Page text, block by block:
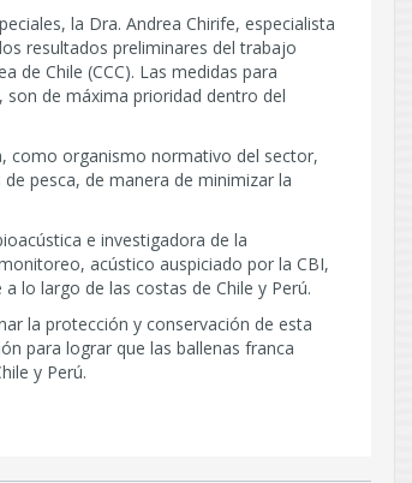
la Dra. Andrea Chirife, especialista
resultados preliminares del trabajo
de Chile (CCC). Las medidas para
de máxima prioridad dentro del
como organismo normativo del sector,
pesca, de manera de minimizar la
e investigadora de la
acústico auspiciado por la CBI,
lo largo de las costas de Chile y Perú.
la protección y conservación de esta
para lograr que las ballenas franca
y Perú.